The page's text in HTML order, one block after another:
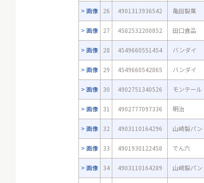
画像 26 4901313936542 亀田製菓
画像 27 4582532200852 田口食品
画像 28 4549660551454 バンダイ
画像 29 4549660542865 バンダイ
画像 30 4902751340526 モンテール
画像 31 4902777097336 明治
画像 32 4903110164296 山崎製パン
画像 33 4901930122458 でん六
画像 34 4903110164289 山崎製パン